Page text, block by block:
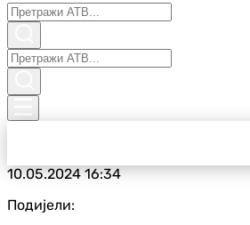
10.05.202416:34
Подијели: